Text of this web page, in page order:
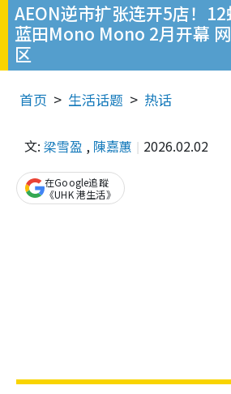
AEON逆市扩张连开5店！12
蓝田Mono Mono 2月开幕
区
首页 生活话题 热话
文: 梁雪盈 , 陳嘉蕙 2026.02.02
在Google追蹤
《UHK 港生活》